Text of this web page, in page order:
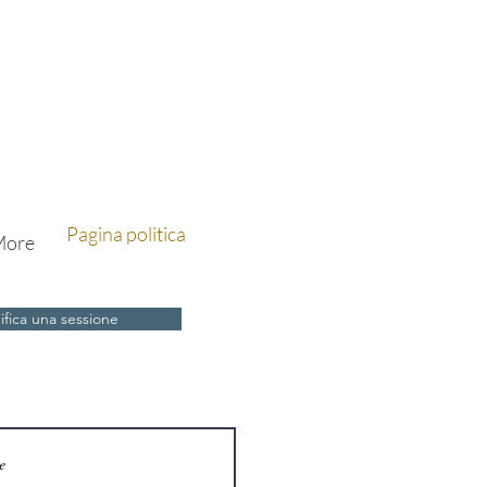
Pagina politica
una sessione